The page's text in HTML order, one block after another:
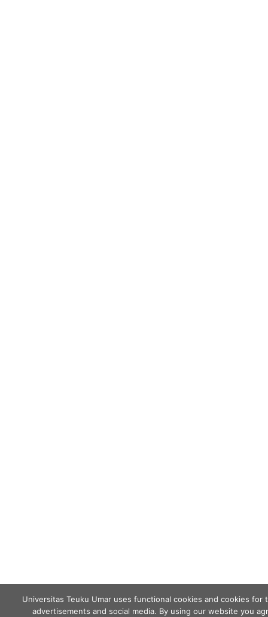
Universitas Teuku Umar uses functional cookies and cookies
advertisements and social media. By using our website you